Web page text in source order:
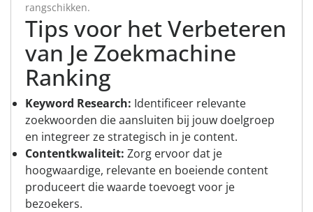
rangschikken.
Tips voor het Verbeteren
van Je Zoekmachine
Ranking
Keyword Research: Identificeer relevante
zoekwoorden die aansluiten bij jouw doelgroep
en integreer ze strategisch in je content.
Contentkwaliteit: Zorg ervoor dat je
hoogwaardige, relevante en boeiende content
produceert die waarde toevoegt voor je
bezoekers.